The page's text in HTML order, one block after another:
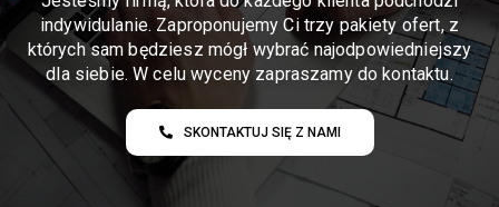
indywidulanie. Zaproponujemy Ci trzy pakiety ofert, z
których sam będziesz mógł wybrać najodpowiedniejszy
dla siebie. W celu wyceny zapraszamy do kontaktu.​
SKONTAKTUJ SIĘ Z NAMI